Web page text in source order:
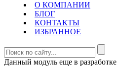
О КОМПАНИИ
БЛОГ
КОНТАКТЫ
ИЗБРАННОЕ
Данный модуль еще в разработке